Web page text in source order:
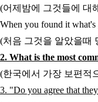
(어제밤에 그것들에 대
When you found it what's
(처음 그것을 알았을때
2. What is the most
(한국에서 가장 보편적
3. "Do you agree that